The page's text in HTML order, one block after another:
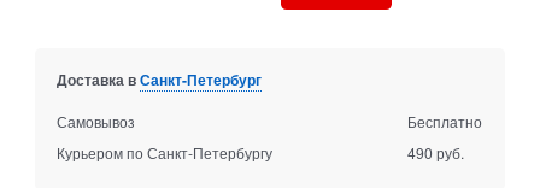
Доставка вСанкт-Петербург
Самовывоз
Бесплатно
Курьером по Санкт-Петербургу
490 руб.